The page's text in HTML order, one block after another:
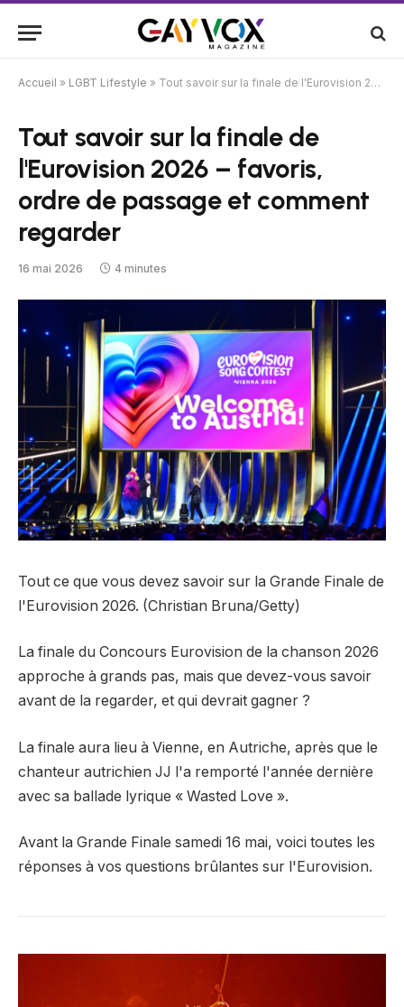
Accueil » LGBT Lifestyle » Tout savoir sur la finale de l'Eurovision 2026 – favoris, ordre de passage et comment regarder
Tout savoir sur la finale de
l'Eurovision 2026 – favoris,
ordre de passage et comment
regarder
16 mai 2026 4 minutes
Tout ce que vous devez savoir sur la Grande Finale de
l'Eurovision 2026. (Christian Bruna/Getty)
La finale du Concours Eurovision de la chanson 2026
approche à grands pas, mais que devez-vous savoir
avant de la regarder, et qui devrait gagner ?
La finale aura lieu à Vienne, en Autriche, après que le
chanteur autrichien JJ l'a remporté l'année dernière
avec sa ballade lyrique « Wasted Love ».
Avant la Grande Finale samedi 16 mai, voici toutes les
réponses à vos questions brûlantes sur l'Eurovision.